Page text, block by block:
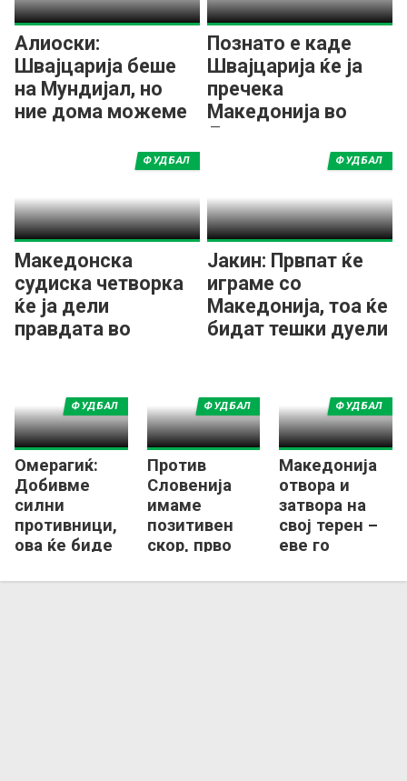
Алиоски:
Швајцарија беше
на Мундијал, но
ние дома можеме
Познато е каде
Швајцарија ќе ја
пречека
Македонија во
Лигата на нации
Македонска
судиска четворка
ќе ја дели
правдата во
ФУДБАЛ
Јакин: Првпат ќе
играме со
Македонија, тоа ќе
бидат тешки дуели
ФУДБАЛ
Омерагиќ:
Добивме
силни
противници,
ова ќе биде
тест за
ФУДБАЛ
Против
Словенија
имаме
позитивен
скор, прво
со
ФУДБАЛ
Македонија
отвора и
затвора на
свој терен –
еве го
во Лигата на
ФУДБАЛ